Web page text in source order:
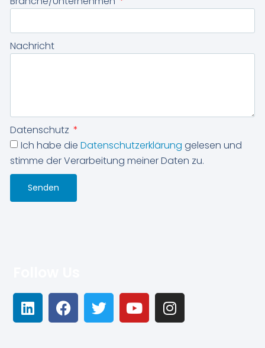
Nachricht
Datenschutz
Ich habe die Datenschutzerklärung gelesen und
stimme der Verarbeitung meiner Daten zu.
Senden